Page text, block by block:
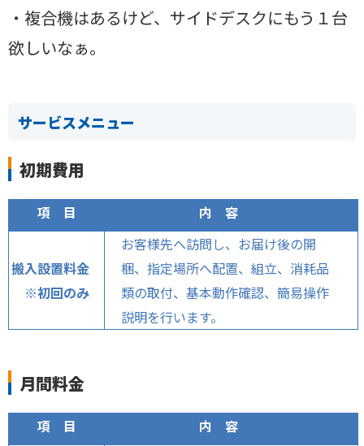
・複合機はあるけど、サイドデスクにもう１台
欲しいなぁ。
サービスメニュー
初期費用
項 目 内 容
搬入設置料金
※初回のみ
お客様先へ訪問し、お届け後の開
梱、指定場所へ配置、組立、消耗品
類の取付、基本動作確認、簡易操作
説明を行います。
月間料金
項 目 内 容